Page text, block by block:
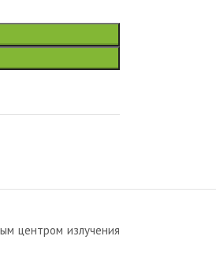
центром излучения